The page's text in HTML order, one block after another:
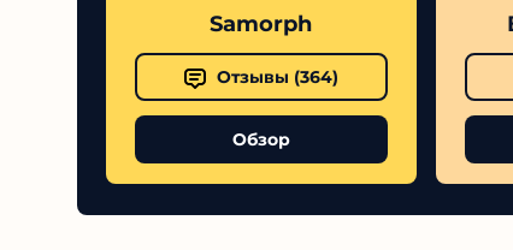
Samorph
Обзор